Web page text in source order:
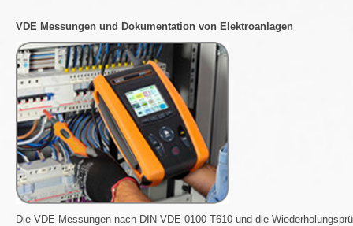
VDE Messungen und Dokumentation von Elektroanlagen
Die VDE Messungen nach DIN VDE 0100 T610 und die